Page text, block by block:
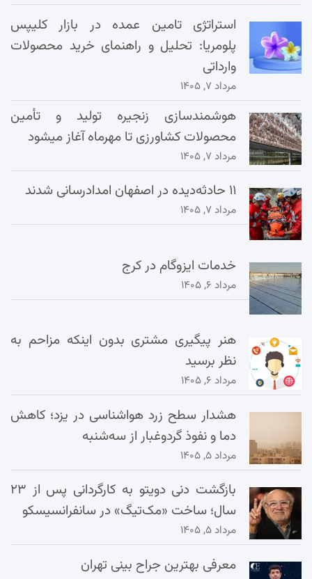
استراتژی تامین عمده در بازار کلیپس
پلومریا: تحلیل و راهنمای خرید محصولات
وارداتی
مرداد ۷, ۱۴۰۵
هوشمندسازی زنجیره تولید و تأمین
محصولات کشاورزی تا مهرماه آغاز میشود
مرداد ۷, ۱۴۰۵
۱۱ حادثه‌دیده در اصفهان امدادرسانی شدند
مرداد ۷, ۱۴۰۵
خدمات ایزوگام در کرج
مرداد ۶, ۱۴۰۵
هنر پیگیری مشتری بدون اینکه مزاحم به
نظر برسید
مرداد ۶, ۱۴۰۵
هشدار سطح زرد هواشناسی در یزد؛ کاهش
دما و نفوذ گردوغبار از سه‌شنبه
مرداد ۵, ۱۴۰۵
بازگشت دنی دویتو به کارگردانی پس از ۲۳
سال؛ ساخت «مک‌تیگ» در سانفرانسیسکو
مرداد ۵, ۱۴۰۵
معرفی بهترین جراح بینی تهران